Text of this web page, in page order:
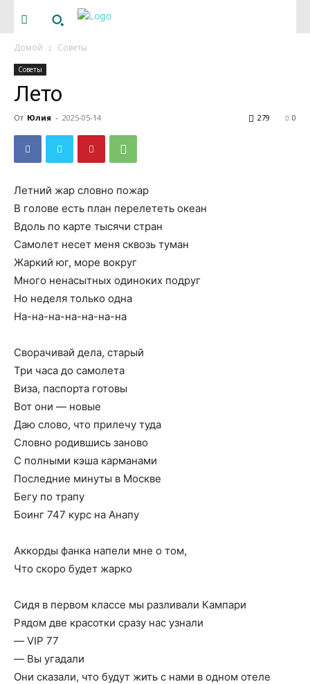
Домой Советы
Советы
Лето
От Юлия - 2025-05-14 0
279
Летний жар словно пожар
В голове есть план перелететь океан
Вдоль по карте тысячи стран
Самолет несет меня сквозь туман
Жаркий юг, море вокруг
Много ненасытных одиноких подруг
Но неделя только одна
На-на-на-на-на-на-на
Сворачивай дела, старый
Три часа до самолета
Виза, паспорта готовы
Вот они — новые
Даю слово, что прилечу туда
Словно родившись заново
С полными кэша карманами
Последние минуты в Москве
Бегу по трапу
Боинг 747 курс на Анапу
Аккорды фанка напели мне о том,
Что скоро будет жарко
Сидя в первом классе мы разливали Кампари
Рядом две красотки сразу нас узнали
— VIP 77
— Вы угадали
Они сказали, что будут жить с нами в одном отеле